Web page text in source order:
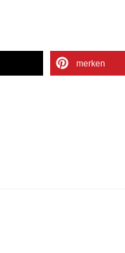
merken